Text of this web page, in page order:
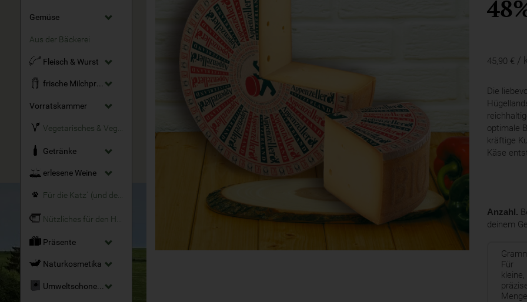
Gemüse
Aus der Bäckerei
Fleisch & Wurst
frische Milchprodukte
Vorratskammer
Getränke
erlesene Weine
Für die Katz´ (und den Hund)
Präsente
Naturkosmetika
Umweltschonende Reinigungsmittel
45,90 € /
Die
optimale
kräftige
Käse
Anzahl.
deinem
Für
kleine,